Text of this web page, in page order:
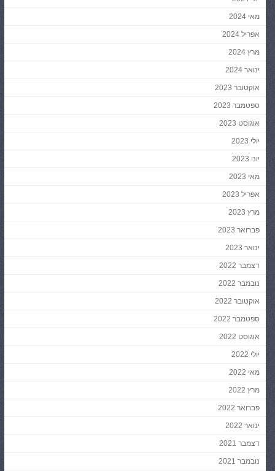
מאי 2024
אפריל 2024
מרץ 2024
ינואר 2024
אוקטובר 2023
ספטמבר 2023
אוגוסט 2023
יולי 2023
יוני 2023
מאי 2023
אפריל 2023
מרץ 2023
פברואר 2023
ינואר 2023
דצמבר 2022
נובמבר 2022
אוקטובר 2022
ספטמבר 2022
אוגוסט 2022
יולי 2022
מאי 2022
מרץ 2022
פברואר 2022
ינואר 2022
דצמבר 2021
נובמבר 2021